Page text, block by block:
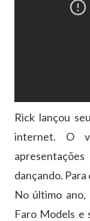
Rick lançou
internet. O
dançando.
No último ano,
Faro Models e